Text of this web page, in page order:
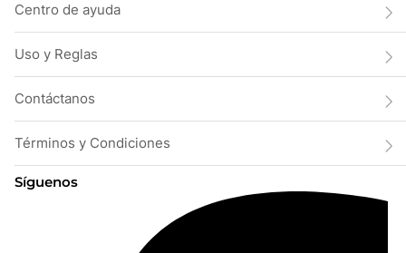
Centro de ayuda
Uso y Reglas
Contáctanos
Términos y Condiciones
Síguenos